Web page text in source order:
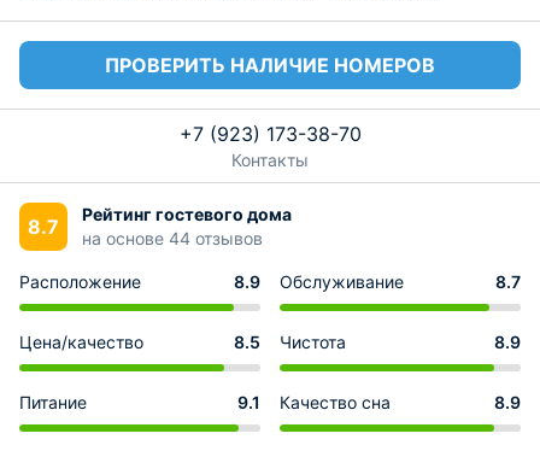
ПРОВЕРИТЬ НАЛИЧИЕ НОМЕРОВ
+7 (923) 173-38-70
Контакты
8.7
Рейтинг гостевого дома
на основе 44 отзывов
Расположение 8.9 Обслуживание 8.7
Цена/качество 8.5 Чистота 8.9
Питание 9.1 Качество сна 8.9